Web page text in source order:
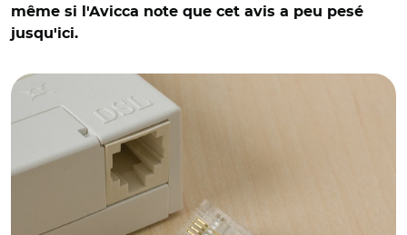
même si l'Avicca note que cet avis a peu pesé
jusqu'ici.